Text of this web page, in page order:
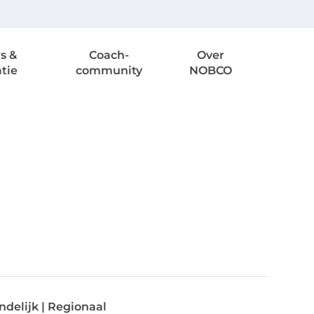
&
Coach-
community
Over
NOBCO
| Regionaal